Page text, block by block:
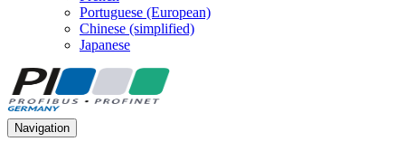
Portuguese (European)
Chinese (simplified)
Japanese
Navigation